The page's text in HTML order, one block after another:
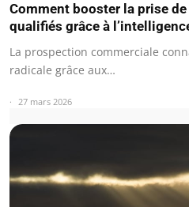
Comment booster la prise
qualifiés grâce à
La prospection commerciale
radicale grâce aux…
27 mars 2026